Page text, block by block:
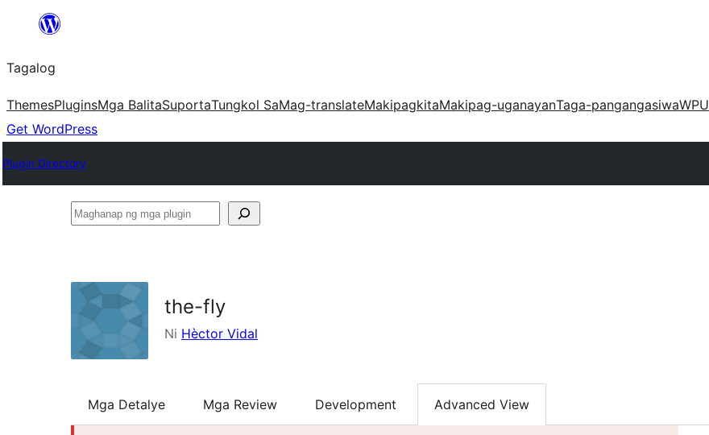
Lumaktaw
sa
content
Tagalog
ThemesPluginsMga BalitaSuportaTungkol SaMag-translateMakipagkitaMakipag-uganayanTaga-pangangasiwa
Get WordPress
Plugin Directory
Maghanap
plugin
the-fly
Ni Hèctor Vidal
Mga Detalye Mga Review Development Advanced View